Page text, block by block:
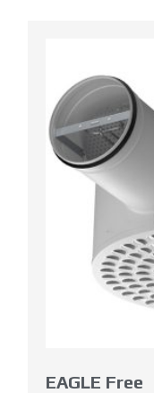
EAGLE Free